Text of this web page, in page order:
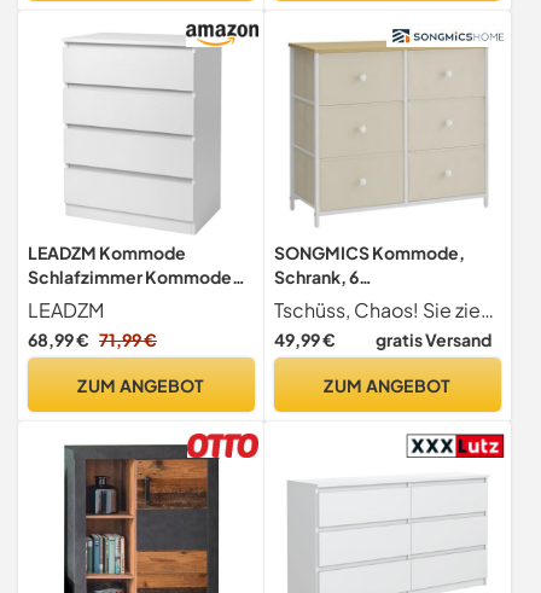
LEADZM Kommode
Schlafzimmer Kommode
mit 4 Geräumige
Schubladen, Weiß
LEADZM
68,99 € 71,99 €
ZUM ANGEBOT
SONGMICS Kommode,
Schrank, 6
Stoffschubladen,
Metallgestell,
Aufbewahrungsschrank, für
Schlafzimmer, Flur,
Tschüss, Chaos! Sie ziehen immer noch den Kürzeren im Kampf gegen Schlafanzügen- oder Decken-Chaos und überall verstreute Gegenstände? Keine Sorge! Wir haben hier eine Lösung diese geräumige Kommode mit 6 Schubladen, die Ihnen beim Aufräumen helfen
49,99 € gratis Versand
ZUM ANGEBOT